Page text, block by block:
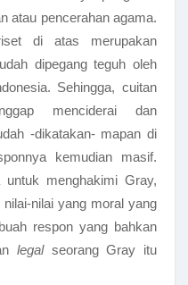
atau pencerahan agama.
di atas merupakan
dipegang teguh oleh
Sehingga, cuitan
menciderai dan
-dikatakan- mapan di
kemudian masif.
untuk menghakimi Gray,
nilai yang moral yang
respon yang bahkan
legalseorang Gray itu